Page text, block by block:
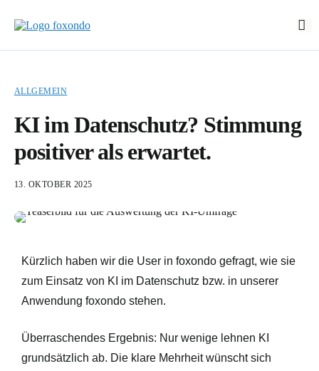
EasyStart
Preise
Über foxondo
Neuigkeiten
Demo buchen
EN
ALLGEMEIN
KI im Datenschutz? Stimmung
positiver als erwartet.
13. OKTOBER 2025
Kürzlich haben wir die User in foxondo gefragt, wie sie
zum Einsatz von KI im Datenschutz bzw. in unserer
Anwendung foxondo stehen.
Überraschendes Ergebnis: Nur wenige lehnen KI
grundsätzlich ab. Die klare Mehrheit wünscht sich